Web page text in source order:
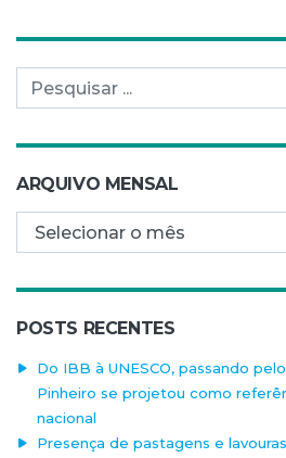
Pesquisar por:
ARQUIVO MENSAL
Arquivo mensal
POSTS RECENTES
Do IBB à UNESCO, passando
Pinheiro se projetou como
nacional
Presença de pastagens e